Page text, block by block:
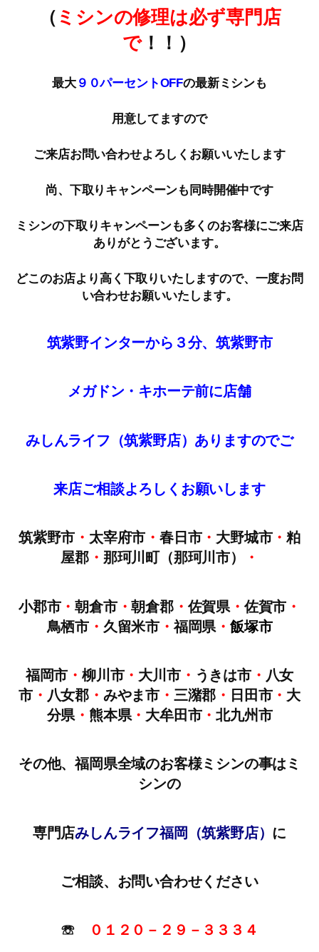
（ ミシンの修理は必ず専門店
で！！）
最大９０パーセントOFFの最新ミシンも
用意してますので
ご来店お問い合わせよろしくお願いいたします
尚、下取りキャンペーンも同時開催中です
ミシンの下取りキャンペーンも多くのお客様にご来店
ありがとうございます。
どこのお店より高く下取りいたしますので、一度お問
い合わせお願いいたします。
筑紫野インターから３分、筑紫野市
メガドン・キホーテ前に店舗
みしんライフ（筑紫野店）ありますのでご
来店ご相談よろしくお願いします
筑紫野市 ・ 太宰府市 ・ 春日市・ 大野城市・粕
屋郡 ・ 那珂川町（那珂川市） ・
小郡市・朝倉市・朝倉郡・佐賀県 ・佐賀市 ・
鳥栖市・ 久留米市・福岡県 ・飯塚市
福岡市 ・柳川市・ 大川市・ うきは市・ 八女
市・ 八女郡・ みやま市・ 三潴郡 ・ 日田市・ 大
分県 ・ 熊本県・ 大牟田市・北九州市
その他、福岡県全域のお客様ミシンの事はミ
シンの
専門店みしんライフ福岡（筑紫野店） に
ご相談、お問い合わせください
☏ ０１２０－２９－３３３４